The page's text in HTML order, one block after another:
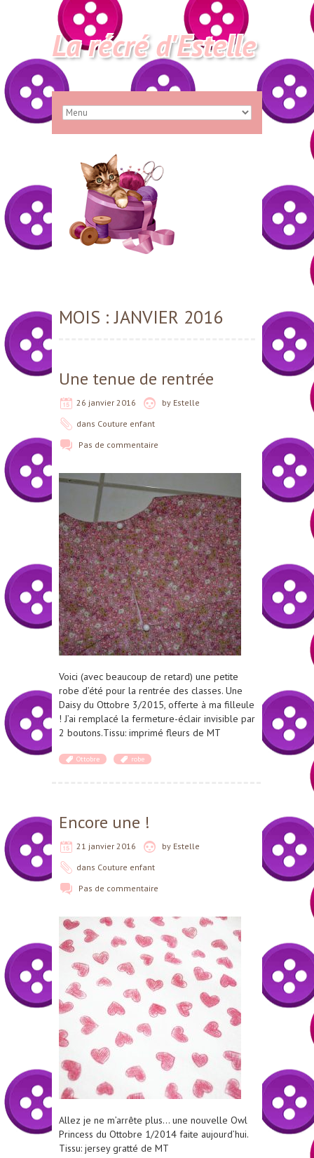
La récré d'Estelle
MOIS :JANVIER 2016
Une tenue de rentrée
26 janvier 2016 by Estelle
dans Couture enfant
Pas de commentaire
Voici (avec beaucoup de retard) une petite
robe d’été pour la rentrée des classes. Une
Daisy du Ottobre 3/2015, offerte à ma filleule
! J’ai remplacé la fermeture-éclair invisible par
2 boutons.Tissu: imprimé fleurs de MT
Ottobre robe
Encore une !
21 janvier 2016 by Estelle
dans Couture enfant
Pas de commentaire
Allez je ne m’arrête plus… une nouvelle Owl
Princess du Ottobre 1/2014 faite aujourd’hui.
Tissu: jersey gratté de MT